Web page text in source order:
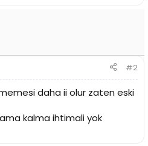
#2
daha ii olur zaten eski
kalma ihtimali yok